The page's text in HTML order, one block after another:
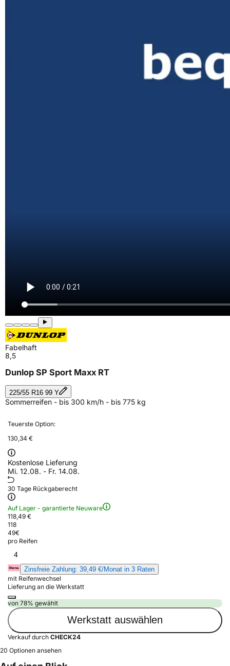
Fabelhaft
8,5
Dunlop SP Sport Maxx RT
225/55 R16 99 Y
Sommerreifen - bis 300 km/h - bis 775 kg
Teuerste Option:
130,34 €
Kostenlose Lieferung
Mi. 12.08. - Fr. 14.08.
30 Tage Rückgaberecht
Auf Lager - garantierte Neuware
118,49 €
118
49€
pro Reifen
4
Zinsfreie Zahlung: 39,49 €/Monat in 3 Raten
mit Reifenwechsel
Lieferung an die Werkstatt
von 78% gewählt
Werkstatt auswählen
Verkauf durch CHECK24
20 Optionen ansehen